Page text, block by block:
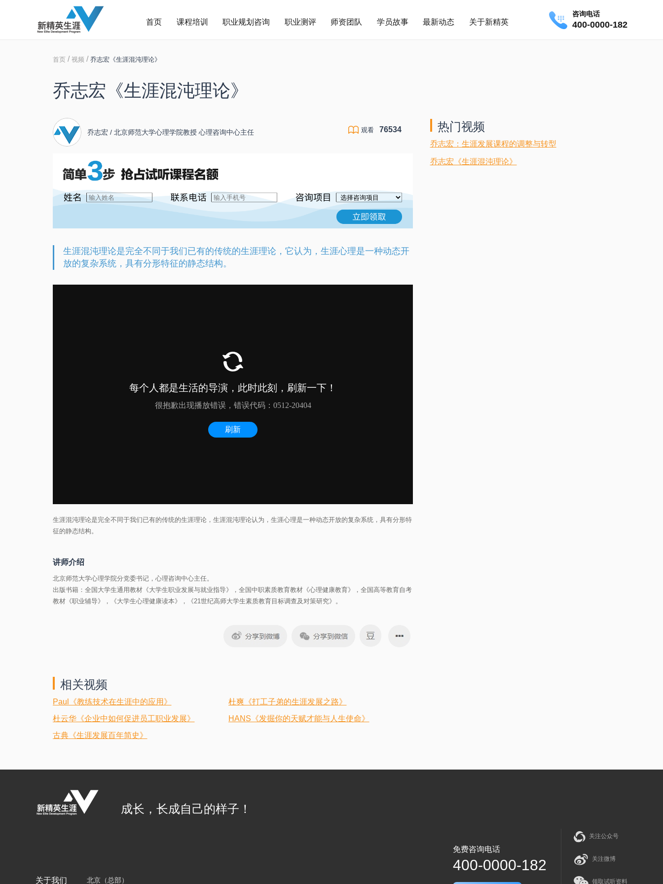
首页 课程培训 职业规划咨询 职业测评 师资团队 学员故事 最新动态 关于新精英
咨询电话
400-0000-182
首页/ 视频 / 乔志宏《生涯混沌理论》
乔志宏《生涯混沌理论》
乔志宏 / 北京师范大学心理学院教授 心理咨询中心主任 观看 76534
生涯混沌理论是完全不同于我们已有的传统的生涯理论，它认为，生涯心理是一种动态开
放的复杂系统，具有分形特征的静态结构。
生涯混沌理论是完全不同于我们已有的传统的生涯理论，生涯混沌理论认为，生涯心理是一种动态开放的复杂系统，具有分形特
征的静态结构。
讲师介绍
北京师范大学心理学院分党委书记，心理咨询中心主任。
出版书籍：全国大学生通用教材《大学生职业发展与就业指导》，全国中职素质教育教材《心理健康教育》，全国高等教育自考
教材《职业辅导》，《大学生心理健康读本》，《21世纪高师大学生素质教育目标调查及对策研究》。
相关视频
Paul《教练技术在生涯中的应用》
杜爽《打工子弟的生涯发展之路》
杜云华《企业中如何促进员工职业发展》
HANS《发掘你的天赋才能与人生使命》
古典《生涯发展百年简史》
热门视频
乔志宏：生涯发展课程的调整与转型
乔志宏《生涯混沌理论》
成长，长成自己的样子！
关于我们 北京（总部）
免费咨询电话
400-0000-182
关注公众号
关注微博
领取试听资料